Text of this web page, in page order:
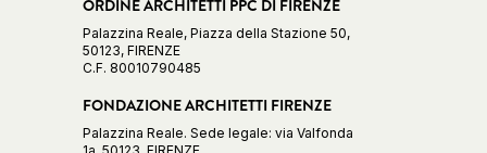
ORDINE ARCHITETTI PPC DI FIRENZE
Palazzina Reale, Piazza della Stazione 50,
50123, FIRENZE
C.F. 80010790485
FONDAZIONE ARCHITETTI FIRENZE
Palazzina Reale. Sede legale: via Valfonda